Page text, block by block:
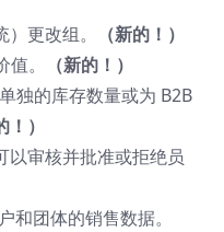
更改组。
（新的！）
。
（新的！）
独的库存数量或为 B2B
！）
以审核并批准或拒绝员
和团体的销售数据。